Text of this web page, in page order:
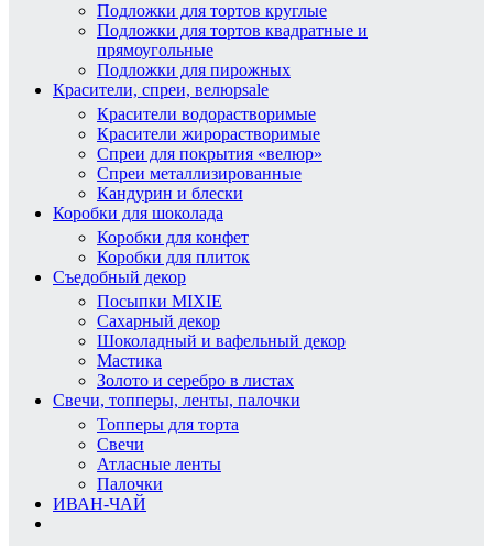
Подложки для тортов круглые
Подложки для тортов квадратные и
прямоугольные
Подложки для пирожных
Красители, спреи, велюрsale
Красители водорастворимые
Красители жирорастворимые
Спреи для покрытия «велюр»
Спреи металлизированные
Кандурин и блески
Коробки для шоколада
Коробки для конфет
Коробки для плиток
Съедобный декор
Посыпки MIXIE
Сахарный декор
Шоколадный и вафельный декор
Мастика
Золото и серебро в листах
Свечи, топперы, ленты, палочки
Топперы для торта
Свечи
Атласные ленты
Палочки
ИВАН-ЧАЙ